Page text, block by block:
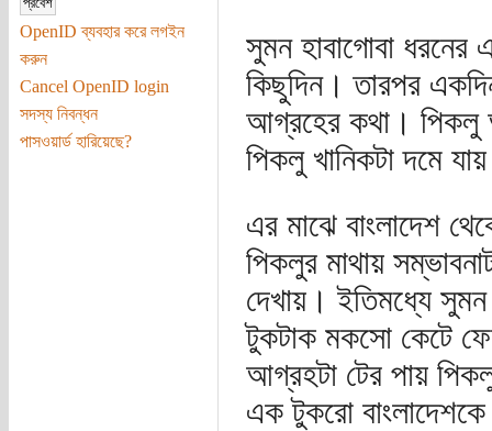
OpenID ব্যবহার করে লগইন
করুন
Cancel OpenID login
সদস্য নিবন্ধন
পাসওয়ার্ড হারিয়েছে?
সুমন হাবাগোবা
কিছুদিন। তারপর
আগ্রহের কথা। পিকলু
পিকলু খানিকটা দমে
এর মাঝে বাংলাদেশ
পিকলুর মাথায়
দেখায়। ইতিমধ্যে সুমন
টুকটাক মকসো কেটে
আগ্রহটা টের পায়
এক টুকরো বাংলাদেশকে